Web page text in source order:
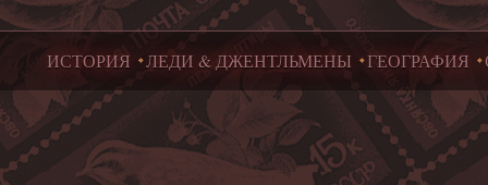
ИСТОРИЯ ЛЕДИ & ДЖЕНТЛЬМЕНЫ ГЕОГРАФИЯ